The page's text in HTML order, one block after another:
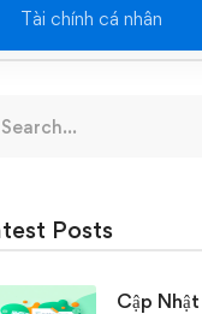
Tài chính cá nhân
Posts
Cập